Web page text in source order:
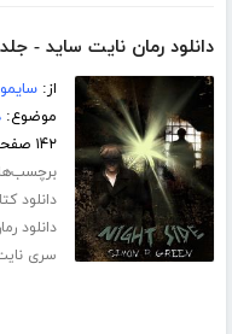
دانلود رمان نایت ساید - جلد 8: بازجوی غیر طبیعی
از:
موضوع:
۱۴۲ صفحه
دانلود
دانلود
سری